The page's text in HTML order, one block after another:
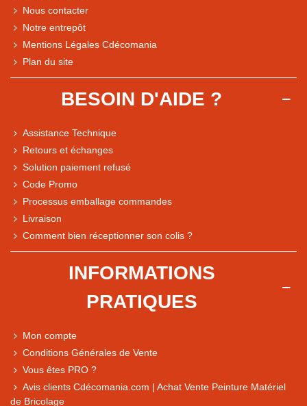
Comparaison des performances du magasin
Express, Chez vous, Point relais, Retrait magasin
Nous contacter
Notre entrepôt
Mentions Légales Cdécomania
Plan du site
BESOIN D'AIDE ?
Assistance Technique
Retours et échanges
Solution paiement refusé
Code Promo
Processus emballage commandes
Livraison
Comment bien réceptionner son colis ?
INFORMATIONS
PRATIQUES
Mon compte
Conditions Générales de Vente
Vous êtes PRO ?
Avis clients Cdécomania.com | Achat Vente Peinture Matériel
de Bricolage